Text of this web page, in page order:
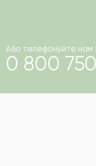
Або телефонуйте нам
0 800